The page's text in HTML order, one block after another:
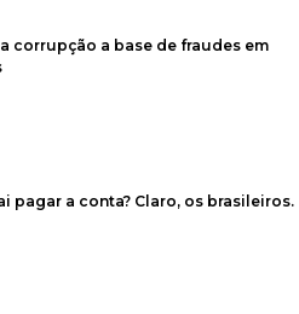
corrupção a base de fraudes em
pagar a conta? Claro, os brasileiros.